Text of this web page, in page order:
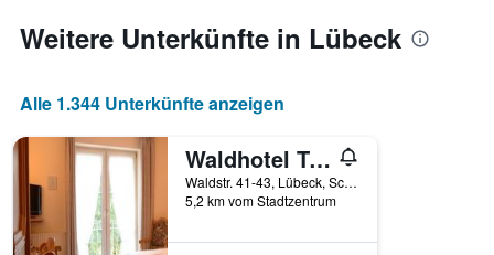
Weitere Unterkünfte in Lübeck
Alle 1.344 Unterkünfte anzeigen
Waldhotel Twiehaus
Waldstr. 41-43, Lübeck, Schleswig-Holstein, Deutschland
5,2 km vom Stadtzentrum